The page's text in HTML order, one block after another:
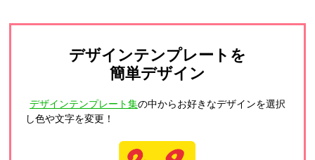
デザインテンプレートを
簡単デザイン
デザインテンプレート集の中からお好きなデザインを選択
し色や文字を変更！